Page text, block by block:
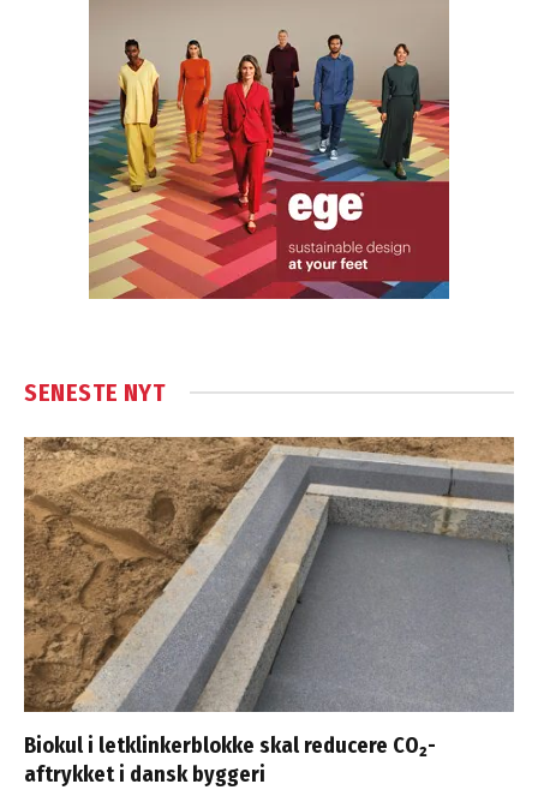
SENESTE NYT
Biokul i letklinkerblokke skal reducere CO₂-
aftrykket i dansk byggeri